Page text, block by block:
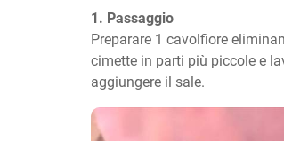
1. Passaggio
Preparare 1 cavolfiore
cimette in parti più piccole e
aggiungere il sale.